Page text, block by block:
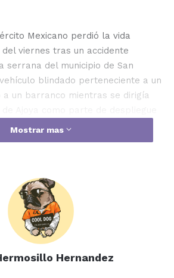
Mexicano perdió la vida
viernes tras un accidente
serrana del municipio de San
blindado perteneciente a un
a un barranco mientras se dirigía
castrense. El incidente resultó
y al menos tres militares
de helicóptero artillado del Ejército
en el lugar para realizar
y traslado de cuerpo del militar
en Mazatlán. El accidente
inherentes a operaciones
montañosos donde condiciones
Mostrar mas
Hernandez